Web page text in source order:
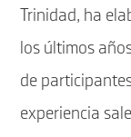
Trinidad, ha
los últimos
de
experiencia